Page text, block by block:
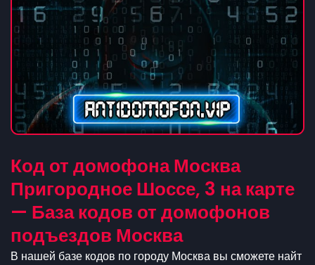
Код от домофона Москва
Пригородное Шоссе, 3 на карте
— База кодов от домофонов
подъездов Москва
В нашей базе кодов по городу Москва вы сможете найт